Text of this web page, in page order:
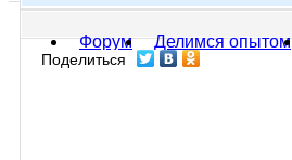
Форум Делимся опытом
Поделиться